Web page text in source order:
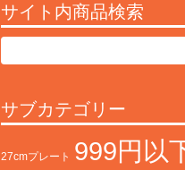
サイト内商品検索
サブカテゴリー
27cmプレート 999円以